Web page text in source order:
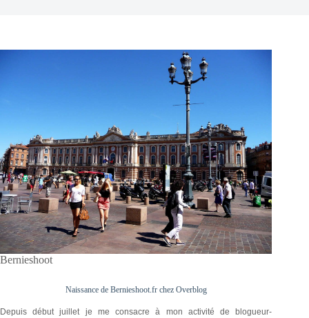
Bernieshoot
Naissance de Bernieshoot.fr chez Overblog
Depuis début juillet je me consacre à mon activité de blogueur-